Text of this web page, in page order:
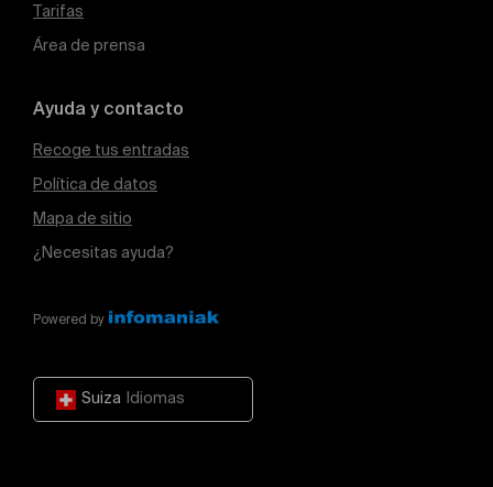
Tarifas
Área de prensa
Ayuda y contacto
Recoge tus entradas
Política de datos
Mapa de sitio
¿Necesitas ayuda?
Powered by
Suiza Idiomas